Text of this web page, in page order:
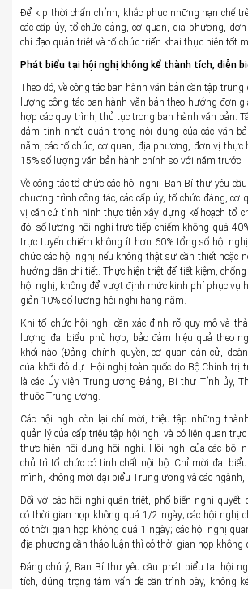
Để kịp thời chấn chỉnh, khắc phục những hạn chế
các cấp ủy, tổ chức đảng, cơ quan, địa phương,
chỉ đạo quán triệt và tổ chức triển khai thực hiện tốt
Phát biểu tại hội nghị không kể thành tích, diễn
Theo đó, về công tác ban hành văn bản cần tập
lượng công tác ban hành văn bản theo hướng đơn
hợp các quy trình, thủ tục trong ban hành văn bản.
đảm tính nhất quán trong nội dung của các văn
năm, các tổ chức, cơ quan, địa phương, đơn vị thực
15% số lượng văn bản hành chính so với năm trước.
Về công tác tổ chức các hội nghị, Ban Bí thư yêu
chương trình công tác, các cấp ủy, tổ chức đảng, cơ
vị căn cứ tình hình thực tiễn xây dựng kế hoạch tổ
đó, số lượng hội nghị trực tiếp chiếm không quá
trực tuyến chiếm không ít hơn 60% tổng số hội
chức các hội nghị nếu không thật sự cần thiết hoặc
hướng dẫn chi tiết. Thực hiện triệt để tiết kiệm,
hội nghị, không để vượt định mức kinh phí phục vụ
giản 10% số lượng hội nghị hằng năm.
Khi tổ chức hội nghị cần xác định rõ quy mô và
lượng đại biểu phù hợp, bảo đảm hiệu quả theo
khối nào (Đảng, chính quyền, cơ quan dân cử,
của khối đó dự. Hội nghị toàn quốc do Bộ Chính trị
là các Ủy viên Trung ương Đảng, Bí thư Tỉnh ủy,
thuộc Trung ương.
Các hội nghị còn lại chỉ mời, triệu tập những
quản lý của cấp triệu tập hội nghị và có liên quan
thực hiện nội dung hội nghị. Hội nghị của các bộ,
chủ trì tổ chức có tính chất nội bộ: Chỉ mời đại
mình, không mời đại biểu Trung ương và các
Đối với các hội nghị quán triệt, phổ biến nghị
có thời gian họp không quá 1/2 ngày; các hội nghị
có thời gian họp không quá 1 ngày; các hội nghị
địa phương cần thảo luận thì có thời gian họp không
Đáng chú ý, Ban Bí thư yêu cầu phát biểu tại hội
tích, đúng trọng tâm vấn đề cần trình bày, không